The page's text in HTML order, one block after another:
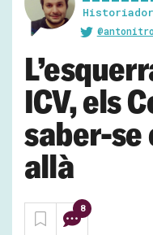
ICV, els
saber-se
allà
8